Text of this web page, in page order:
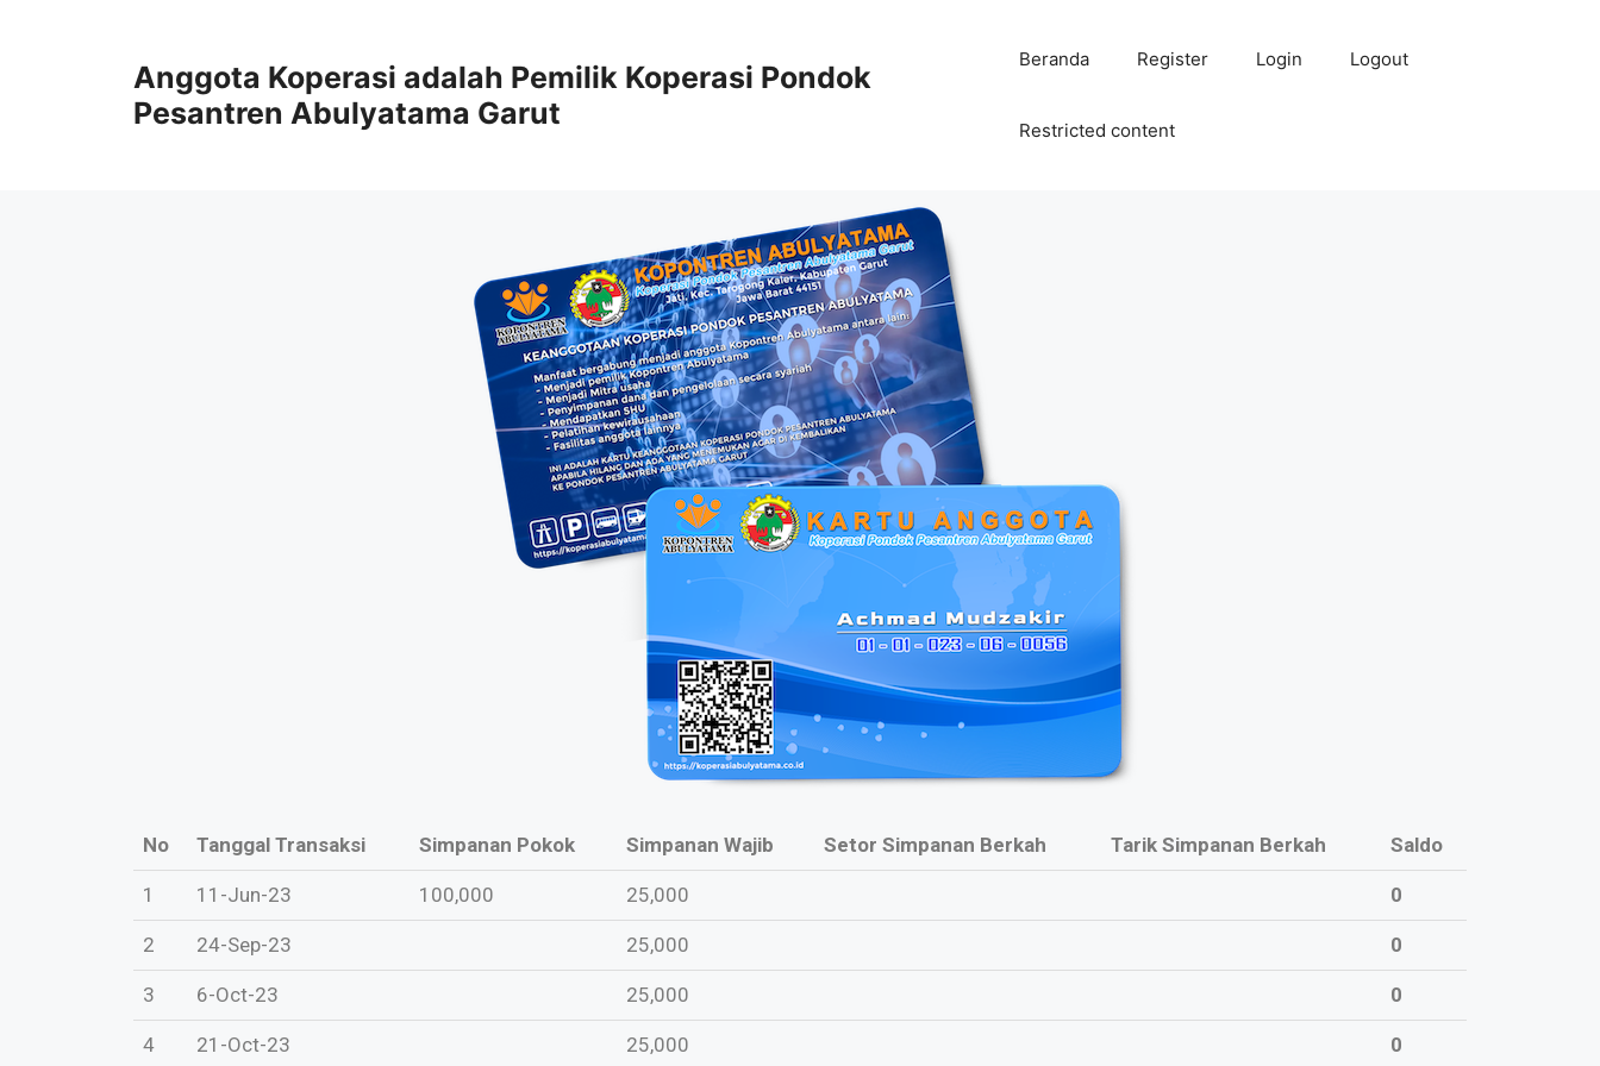
Anggota Koperasi adalah Pemilik Koperasi Pondok
Pesantren Abulyatama Garut
Beranda Register Login Logout
Restricted content
No Tanggal Transaksi Simpanan Pokok Simpanan Wajib Setor Simpanan Berkah Tarik Simpanan Berkah Saldo
1 11-Jun-23 100,000 25,000 0
2 24-Sep-23 25,000 0
3 6-Oct-23 25,000 0
4 21-Oct-23 25,000 0